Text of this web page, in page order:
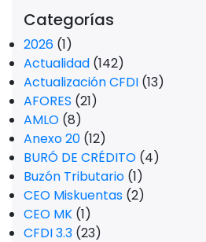
Categorías
2026 (1)
Actualidad (142)
Actualización CFDI (13)
AFORES (21)
AMLO (8)
Anexo 20 (12)
BURÓ DE CRÉDITO (4)
Buzón Tributario (1)
CEO Miskuentas (2)
CEO MK (1)
CFDI 3.3 (23)